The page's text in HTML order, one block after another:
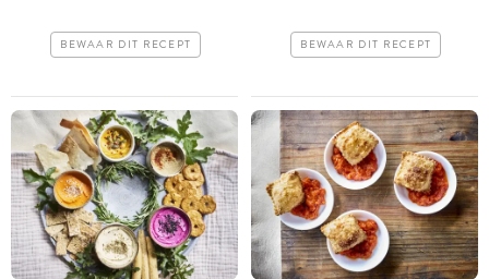
BEWAAR DIT RECEPT BEWAAR DIT RECEPT